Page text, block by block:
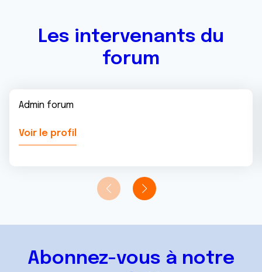
Les intervenants du
forum
Admin forum
Voir le profil
Abonnez-vous à notre